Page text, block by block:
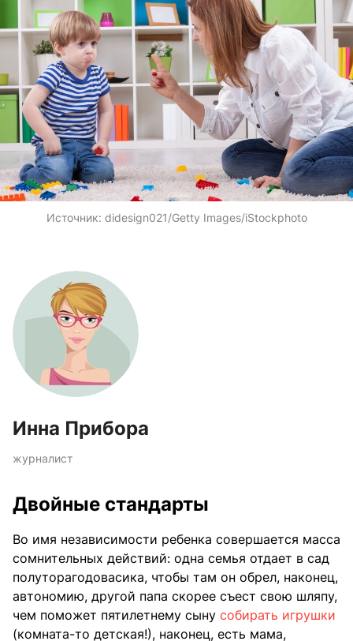
Источник: didesign021/Getty Images/iStockphoto
Инна Прибора
журналист
Двойные стандарты
Во имя независимости ребенка совершается масса
сомнительных действий: одна семья отдает в сад
полуторагодовасика, чтобы там он обрел, наконец,
автономию, другой папа скорее съест свою шляпу,
чем поможет пятилетнему сыну собирать игрушки
(комната-то детская!), наконец, есть мама,